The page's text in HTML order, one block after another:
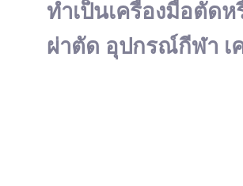
ทำเป็นเครื่องมือตัดห
ผ่าตัด อุปกรณ์กีฬา เ